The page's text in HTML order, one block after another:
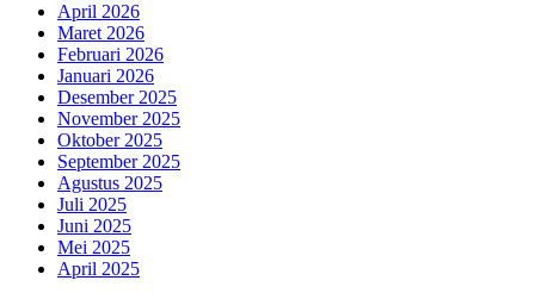
April 2026
Maret 2026
Februari 2026
Januari 2026
Desember 2025
November 2025
Oktober 2025
September 2025
Agustus 2025
Juli 2025
Juni 2025
Mei 2025
April 2025